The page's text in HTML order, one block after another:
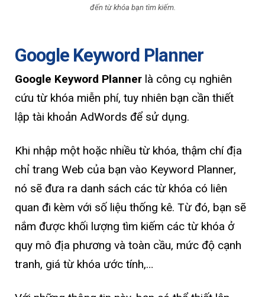
đến từ khóa bạn tìm kiếm.
Google Keyword Planner
Google Keyword Planner là công cụ nghiên
cứu từ khóa miễn phí, tuy nhiên bạn cần thiết
lập tài khoản AdWords để sử dụng.
Khi nhập một hoặc nhiều từ khóa, thậm chí địa
chỉ trang Web của bạn vào Keyword Planner,
nó sẽ đưa ra danh sách các từ khóa có liên
quan đi kèm với số liệu thống kê. Từ đó, bạn sẽ
nắm được khối lượng tìm kiếm các từ khóa ở
quy mô địa phương và toàn cầu, mức độ cạnh
tranh, giá từ khóa ước tính,…